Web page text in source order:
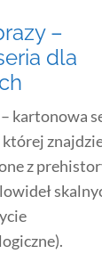
–
dla
kartonowa
której
z